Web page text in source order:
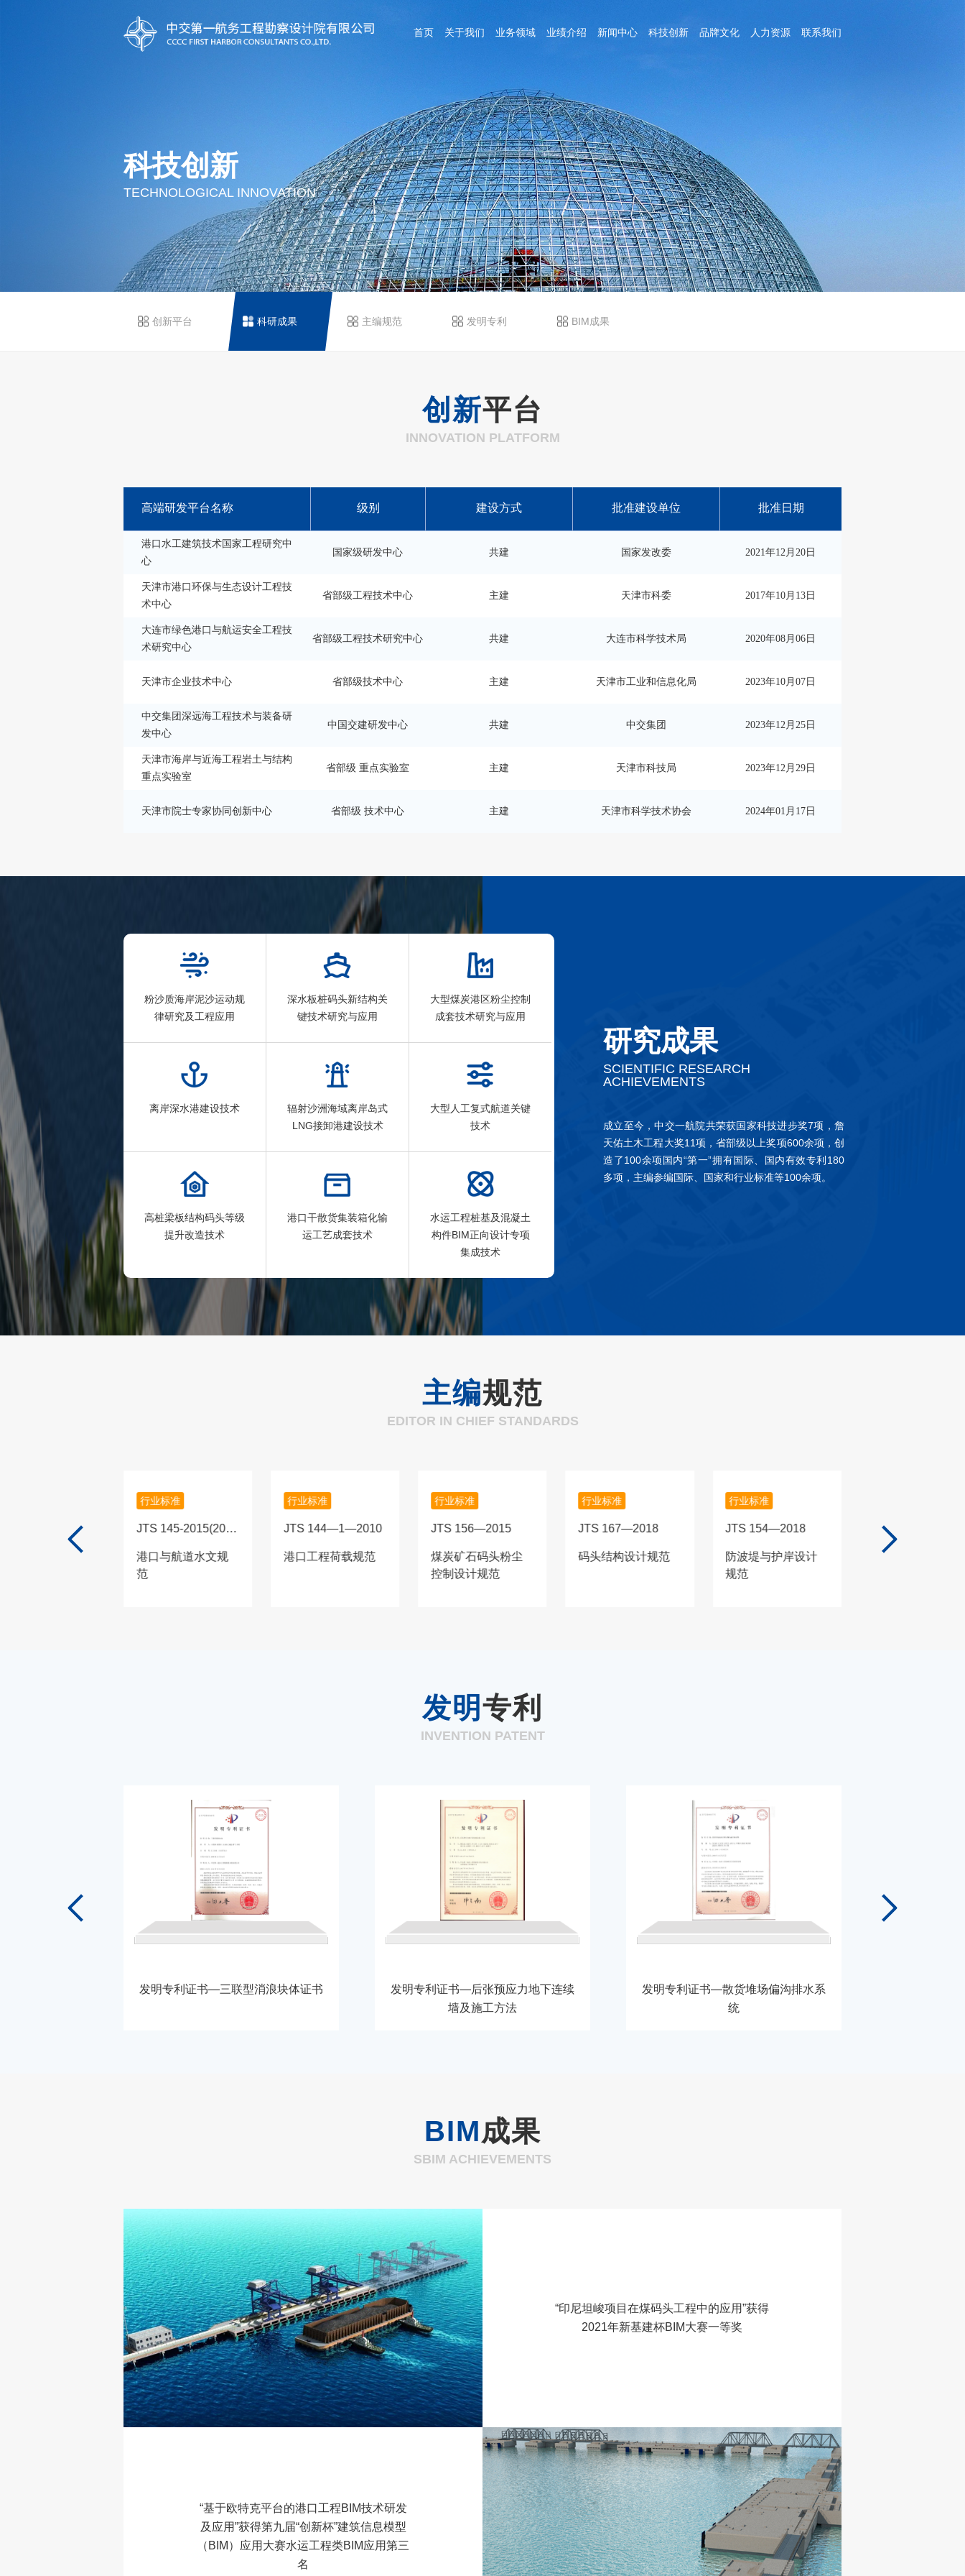
首页 关于我们 业务领域 业绩介绍 新闻中心 科技创新 品牌文化 人力资源 联系我们
科技创新
TECHNOLOGICAL INNOVATION
创新平台 科研成果 主编规范 发明专利 BIM成果
创新平台
INNOVATION PLATFORM
高端研发平台名称 级别 建设方式 批准建设单位 批准日期
港口水工建筑技术国家工程研究中
心
国家级研发中心 共建 国家发改委 2021年12月20日
天津市港口环保与生态设计工程技
术中心
省部级工程技术中心 主建 天津市科委 2017年10月13日
大连市绿色港口与航运安全工程技
术研究中心
省部级工程技术研究中心 共建 大连市科学技术局 2020年08月06日
天津市企业技术中心 省部级技术中心 主建 天津市工业和信息化局 2023年10月07日
中交集团深远海工程技术与装备研
发中心
中国交建研发中心 共建 中交集团 2023年12月25日
天津市海岸与近海工程岩土与结构
重点实验室
省部级 重点实验室 主建 天津市科技局 2023年12月29日
天津市院士专家协同创新中心 省部级 技术中心 主建 天津市科学技术协会 2024年01月17日
粉沙质海岸泥沙运动规
律研究及工程应用
深水板桩码头新结构关
键技术研究与应用
大型煤炭港区粉尘控制
成套技术研究与应用
离岸深水港建设技术
辐射沙洲海域离岸岛式
LNG接卸港建设技术
大型人工复式航道关键
技术
高桩梁板结构码头等级
提升改造技术
港口干散货集装箱化输
运工艺成套技术
水运工程桩基及混凝土
构件BIM正向设计专项
集成技术
研究成果
SCIENTIFIC RESEARCH
ACHIEVEMENTS
成立至今，中交一航院共荣获国家科技进步奖7项，詹
天佑土木工程大奖11项，省部级以上奖项600余项，创
造了100余项国内“第一”拥有国际、国内有效专利180
多项，主编参编国际、国家和行业标准等100余项。
主编规范
EDITOR IN CHIEF STANDARDS
T 186—2022
干散货封闭式
行业标准
JTS 145-2015(2022
港口与航道水文规
范
行业标准
JTS 144—1—2010
港口工程荷载规范
行业标准
JTS 156—2015
煤炭矿石码头粉尘
控制设计规范
行业标准
JTS 167—2018
码头结构设计规范
行业标准
JTS 154—2018
防波堤与护岸设计
规范
JTS 190—2018
船厂水工工程设计
发明专利
INVENTION PATENT
发明专利证书—三联型消浪块体证书
发明专利证书—后张预应力地下连续
墙及施工方法
发明专利证书—散货堆场偏沟排水系
统
BIM成果
SBIM ACHIEVEMENTS
“印尼坦峻项目在煤码头工程中的应用”获得
2021年新基建杯BIM大赛一等奖
“基于欧特克平台的港口工程BIM技术研发
及应用”获得第九届“创新杯”建筑信息模型
（BIM）应用大赛水运工程类BIM应用第三
名